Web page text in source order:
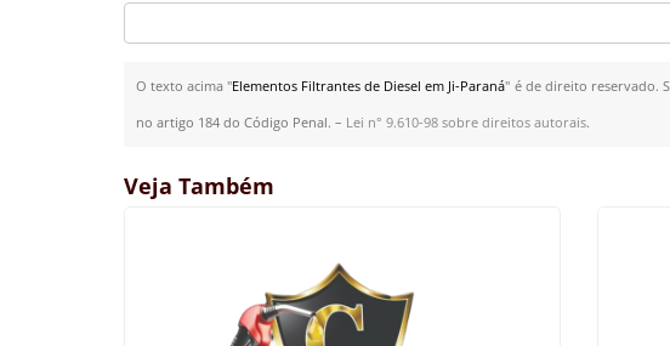
O texto acima "Elementos Filtrantes de Diesel em Ji-Paraná" é de direito reservado.
no artigo 184 do Código Penal. – Lei n° 9.610-98 sobre direitos autorais.
Veja Também